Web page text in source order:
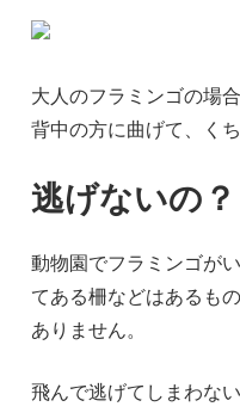
大人のフラミンゴの場
背中の方に曲げて、く
逃げないの？
動物園でフラミンゴが
てある柵などはあるも
ありません。
飛んで逃げてしまわな